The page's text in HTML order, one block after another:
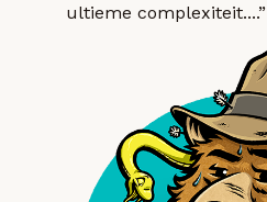
ultieme complexiteit....”